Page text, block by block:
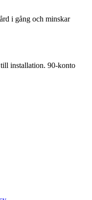
i gång och minskar
installation. 90-konto